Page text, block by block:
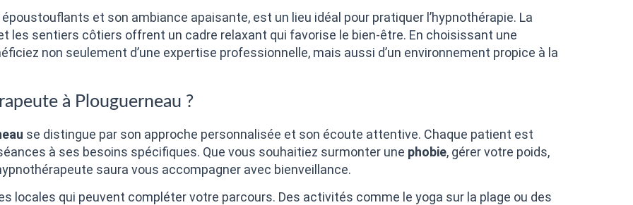
et son ambiance apaisante, est un lieu idéal pour pratiquer l’hypnothérapie. La
les sentiers côtiers offrent un cadre relaxant qui favorise le bien-être. En choisissant une
non seulement d’une expertise professionnelle, mais aussi d’un environnement propice à la
à Plouguerneau ?
se distingue par son approche personnalisée et son écoute attentive. Chaque patient est
à ses besoins spécifiques. Que vous souhaitiez surmonter une phobie, gérer votre poids,
saura vous accompagner avec bienveillance.
locales qui peuvent compléter votre parcours. Des activités comme le yoga sur la plage ou des